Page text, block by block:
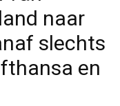
naar
slechts
en